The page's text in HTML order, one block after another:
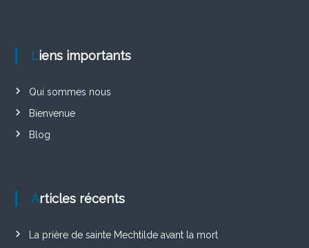
Liens importants
Qui sommes nous
Bienvenue
Blog
Articles récents
La prière de sainte Mechtilde avant la mort